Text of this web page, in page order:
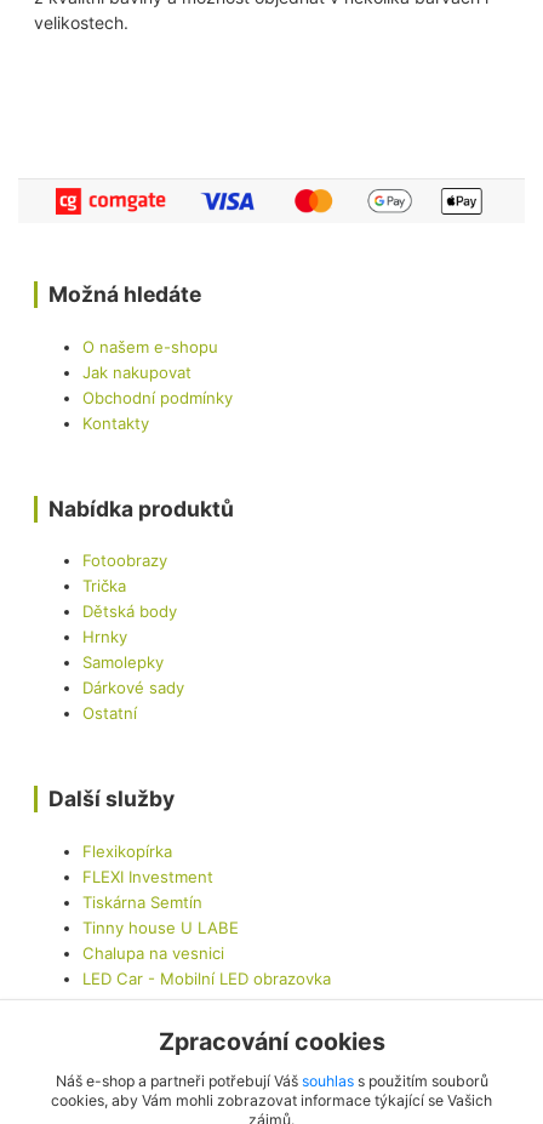
velikostech.
Možná hledáte
O našem e-shopu
Jak nakupovat
Obchodní podmínky
Kontakty
Nabídka produktů
Fotoobrazy
Trička
Dětská body
Hrnky
Samolepky
Dárkové sady
Ostatní
Další služby
Flexikopírka
FLEXI Investment
Tiskárna Semtín
Tinny house U LABE
Chalupa na vesnici
LED Car - Mobilní LED obrazovka
Zpracování cookies
Náš e-shop a partneři potřebují Váš souhlass použitím souborů
cookies, aby Vám mohli zobrazovat informace týkající se Vašich
zájmů.